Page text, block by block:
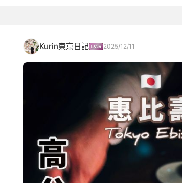
Kurin東京日記 2025/12/11